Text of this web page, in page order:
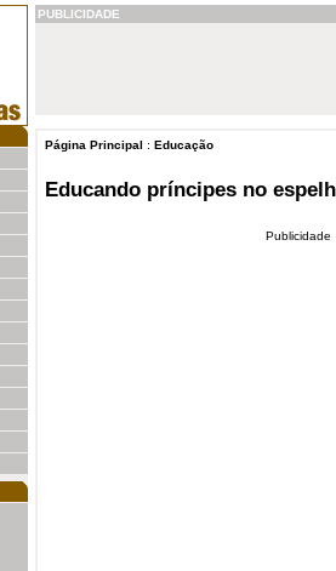
PUBLICIDADE
Página Principal : Educação
Educando príncipes no
Publicidade